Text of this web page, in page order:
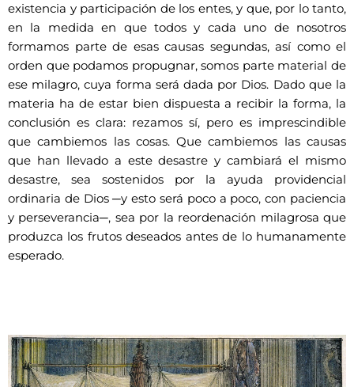
existencia y participación de los entes, y que, por lo tanto,
en la medida en que todos y cada uno de nosotros
formamos parte de esas causas segundas, así como el
orden que podamos propugnar, somos parte material de
ese milagro, cuya forma será dada por Dios. Dado que la
materia ha de estar bien dispuesta a recibir la forma, la
conclusión es clara: rezamos sí, pero es imprescindible
que cambiemos las cosas. Que cambiemos las causas
que han llevado a este desastre y cambiará el mismo
desastre, sea sostenidos por la ayuda providencial
ordinaria de Dios ─y esto será poco a poco, con paciencia
y perseverancia─, sea por la reordenación milagrosa que
produzca los frutos deseados antes de lo humanamente
esperado.